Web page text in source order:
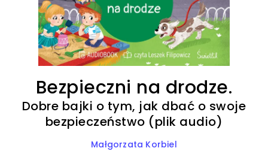
Bezpieczni na drodze.
Dobre bajki o tym, jak dbać o swoje
bezpieczeństwo (plik audio)
Małgorzata Korbiel